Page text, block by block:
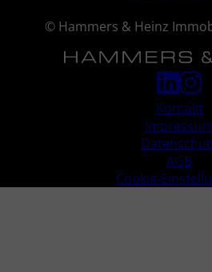
© Hammers & Heinz
Kontakt
Impressum
AGB
Cookie-